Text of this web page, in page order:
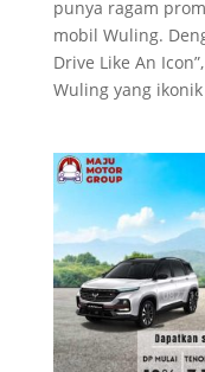
punya ragam
mobil Wuling.
Drive Like An
Wuling yang